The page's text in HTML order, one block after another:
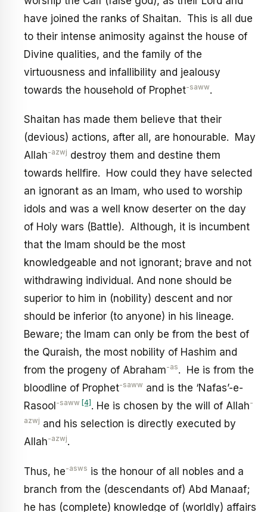
have joined the ranks of Shaitan. This is all due
to their intense animosity against the house of
Divine qualities, and the family of the
virtuousness and infallibility and jealousy
towards the household of Prophet-saww.
Shaitan has made them believe that their
(devious) actions, after all, are honourable. May
Allah-azwj destroy them and destine them
towards hellfire. How could they have selected
an ignorant as an Imam, who used to worship
idols and was a well know deserter on the day
of Holy wars (Battle). Although, it is incumbent
that the Imam should be the most
knowledgeable and not ignorant; brave and not
withdrawing individual. And none should be
superior to him in (nobility) descent and nor
should be inferior (to anyone) in his lineage.
Beware; the Imam can only be from the best of
the Quraish, the most nobility of Hashim and
from the progeny of Abraham-as. He is from the
bloodline of Prophet-saww and is the ‘Nafas’-e-
Rasool -saww [4] . He is chosen by the will of Allah-
azwj and his selection is directly executed by
Allah-azwj.
Thus, he-asws is the honour of all nobles and a
branch from the (descendants of) Abd Manaaf;
he has (complete) knowledge of (worldly) affairs